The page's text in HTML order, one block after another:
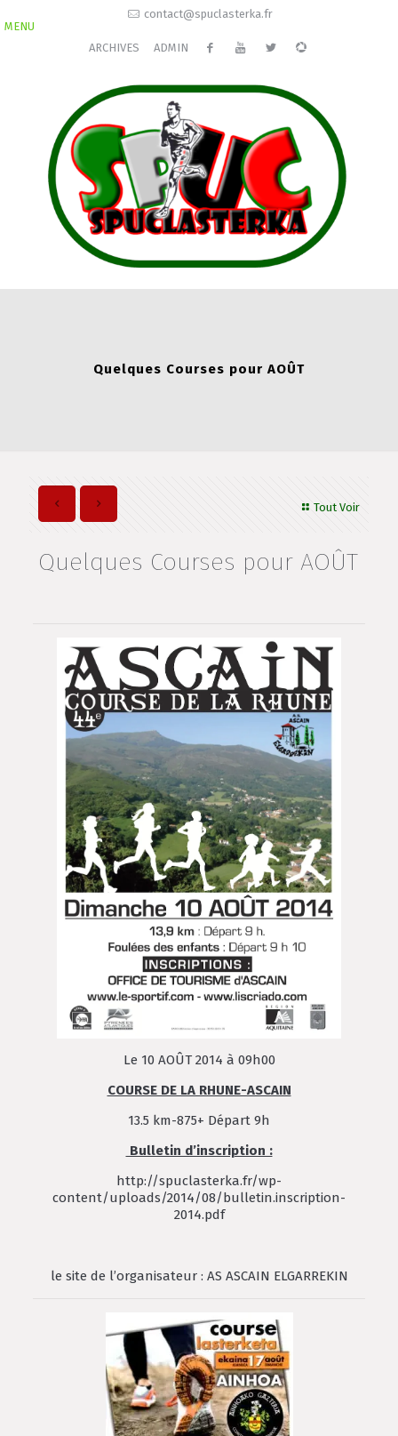
contact@spuclasterka.fr
ARCHIVES ADMIN
MENU
Quelques Courses pour AOÛT
Tout Voir
Quelques Courses pour AOÛT
Le 10 AOÛT 2014 à 09h00
COURSE DE LA RHUNE-ASCAIN
13.5 km-875+ Départ 9h
Bulletin d’inscription :
http://spuclasterka.fr/wp-
content/uploads/2014/08/bulletin.inscription-
2014.pdf
le site de l’organisateur : AS ASCAIN ELGARREKIN